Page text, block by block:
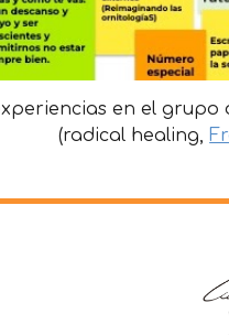
en el
(radical healing,